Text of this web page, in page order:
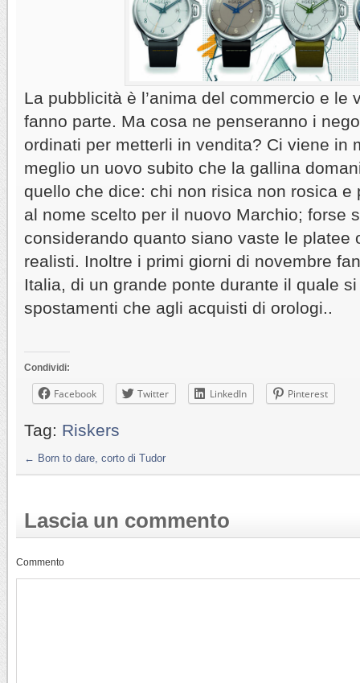
La pubblicità è l’anima del commercio e le
fanno parte. Ma cosa ne penseranno i
ordinati per metterli in vendita? Ci viene in
meglio un uovo subito che la gallina
quello che dice: chi non risica non rosica e
al nome scelto per il nuovo Marchio; forse
considerando quanto siano vaste le platee
realisti. Inoltre i primi giorni di novembre
Italia, di un grande ponte durante il quale
spostamenti che agli acquisti di orologi..
Condividi:
Facebook Twitter LinkedIn Pinterest
Tag: Riskers
← Born to dare, corto di Tudor
Lascia un commento
Commento